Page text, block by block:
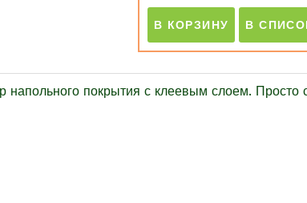
покрытия с клеевым слоем. Просто